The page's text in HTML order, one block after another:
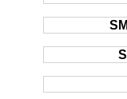
MITSUBISHI